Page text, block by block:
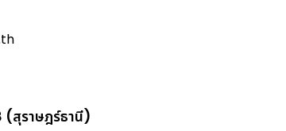
(สุราษฎร์ธานี)